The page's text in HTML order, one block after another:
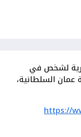
لشخص في
السلطانية،
https://